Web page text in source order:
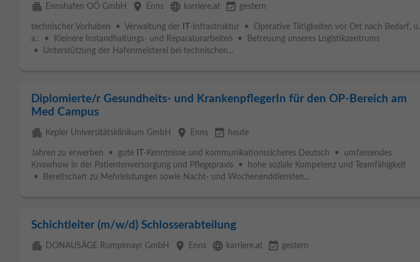
apartment Ennshafen OÖ GmbH place Enns language karriere.at event_available gestern
technischer Vorhaben • Verwaltung der
-Infrastruktur • Operative Tätigkeiten vor Ort nach Bedarf, u.
a.: • Kleinere Instandhaltungs- und Reparaturarbeiten • Betreuung unseres Logistikzentrums
• Unterstützung der Hafenmeisterei bei technischen...
Diplomierte/r Gesundheits- und KrankenpflegerIn für den OP-Bereich am
Med Campus
apartment Kepler Universitätsklinikum GmbH place Enns event_available heute
Jahren zu erwerben • gute
-Kenntnisse und kommunikationssicheres Deutsch • umfassendes
Knowhow in der Patientenversorgung und Pflegepraxis • hohe soziale Kompetenz und Teamfähigkeit
• Bereitschaft zu Mehrleistungen sowie Nacht- und Wochenenddiensten...
Schichtleiter (m/w/d) Schlosserabteilung
apartment DONAUSÄGE Rumplmayr GmbH place Enns language karriere.at event_available gestern